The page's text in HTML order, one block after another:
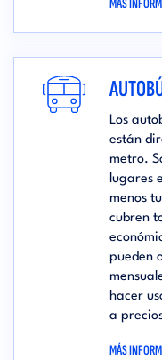
MÁS
Los
están
metro.
lugares
menos
cubren
pueden
hacer
a
MÁS